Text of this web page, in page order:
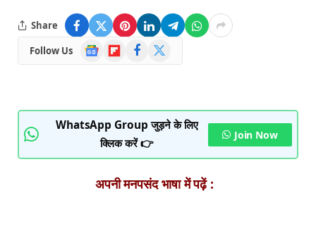
Share
Follow Us
Google
News
FlipboardFacebook
WhatsApp Group जुड़ने के लिए
क्लिक करें 👉
Join Now
अपनी मनपसंद भाषा में पढ़ें :